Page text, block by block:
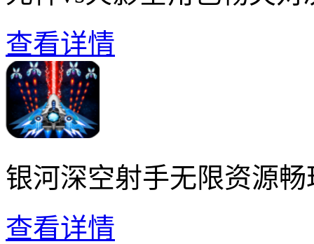
查看详情
银河深空射手无限资源畅
查看详情